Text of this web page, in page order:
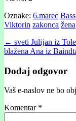
Oznake: 6.marec
Viktorin zakonca žena
Post
navigation
← sveti Julĳan iz
blažena Ana iz
Dodaj odgovor
Vaš e-naslov ne bo
Komentar *